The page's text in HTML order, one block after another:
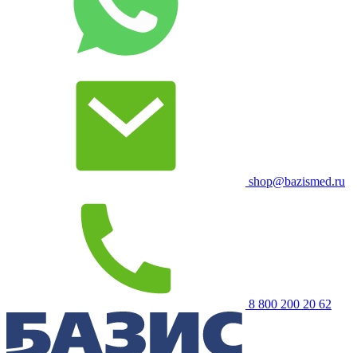
shop@bazismed.ru
8 800 200 20 62